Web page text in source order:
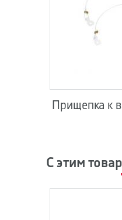
Прищепка к
С этим